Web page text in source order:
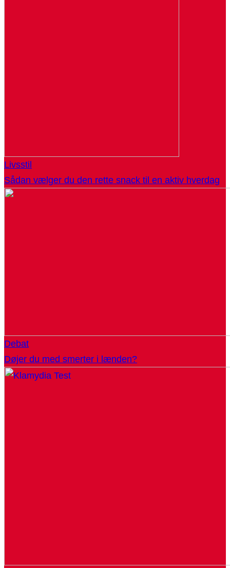
Livsstil
Sådan vælger du den rette snack til en aktiv hverdag
Debat
Døjer du med smerter i lænden?